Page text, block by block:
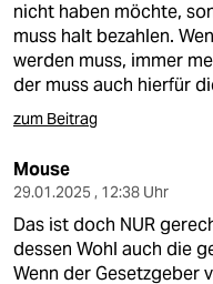
nicht haben möchte,
muss halt bezahlen.
werden muss, immer
der muss auch hierfür
zum Beitrag
Mouse
29.01.2025 , 12:38 Uhr
Das ist doch NUR
dessen Wohl auch die
Wenn der Gesetzgeber